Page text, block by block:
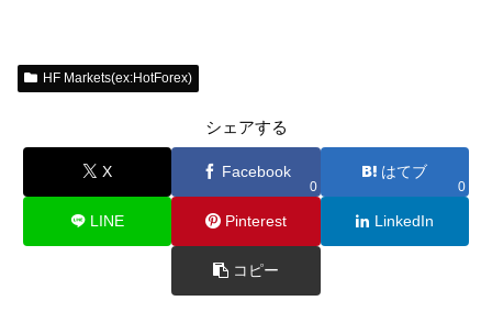
HF Markets(ex:HotForex)
シェアする
X Facebook
0
はてブ
0
LINE Pinterest LinkedIn
コピー